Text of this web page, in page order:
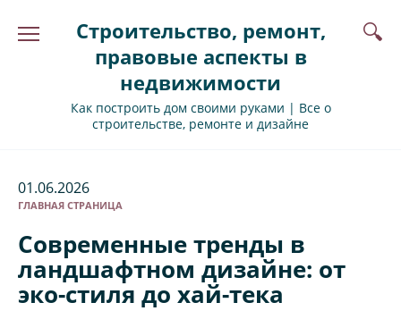
Строительство, ремонт,
правовые аспекты в
недвижимости
Как построить дом своими руками | Все о
строительстве, ремонте и дизайне
01.06.2026
ГЛАВНАЯ СТРАНИЦА
Современные тренды в
ландшафтном дизайне: от
эко-стиля до хай-тека